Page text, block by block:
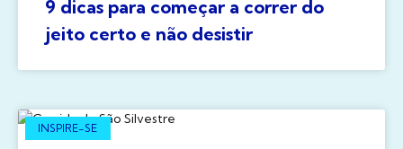
9 dicas para começar a correr do
jeito certo e não desistir
INSPIRE-SE